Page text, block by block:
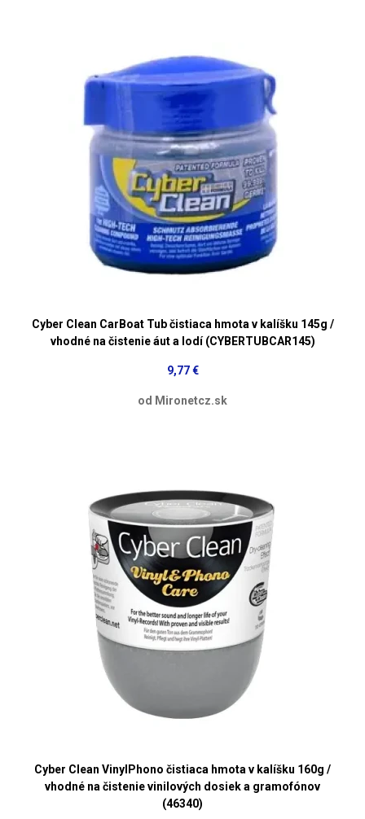
Cyber Clean CarBoat Tub čistiaca hmota v kalíšku 145g /
vhodné na čistenie áut a lodí (CYBERTUBCAR145)
9,77 €
od Mironetcz.sk
Cyber Clean VinylPhono čistiaca hmota v kalíšku 160g /
vhodné na čistenie vinilových dosiek a gramofónov
(46340)